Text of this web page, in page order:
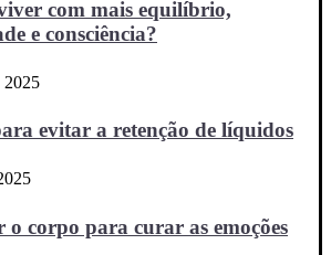
com mais equilíbrio,
e consciência?
2025
evitar a retenção de líquidos
o corpo para curar as emoções